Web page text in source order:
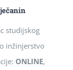
studijskog
inžinjerstvo
ONLINE,